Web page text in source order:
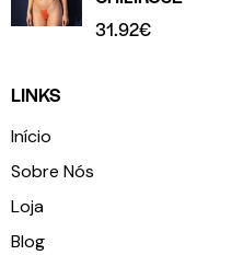
31.92€
LINKS
Início
Sobre Nós
Loja
Blog